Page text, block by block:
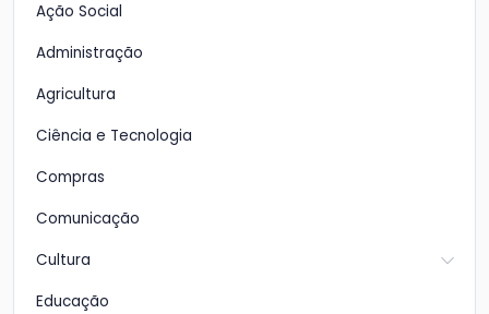
Ação Social
Administração
Agricultura
Ciência e Tecnologia
Compras
Comunicação
Cultura
Educação